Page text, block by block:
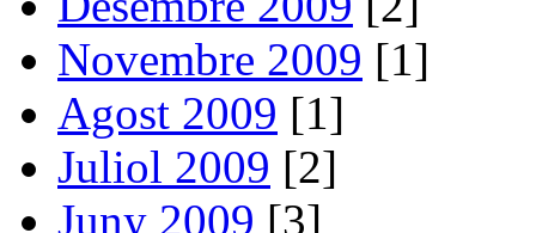
Novembre 2009 [1]
Agost 2009 [1]
Juliol 2009 [2]
Juny 2009 [3]